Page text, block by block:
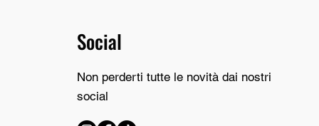
Social
Non perderti tutte le novità dai nostri
social